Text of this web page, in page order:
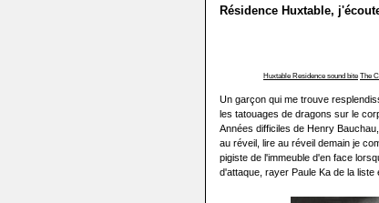
Résidence Huxtable,
Huxtable Residence sound bite The
Un garçon qui me trouve
les tatouages de dragons sur le
Années difficiles de Henry
au réveil, lire au réveil demain je
pigiste de l'immeuble d'en face
d'attaque, rayer Paule Ka de la